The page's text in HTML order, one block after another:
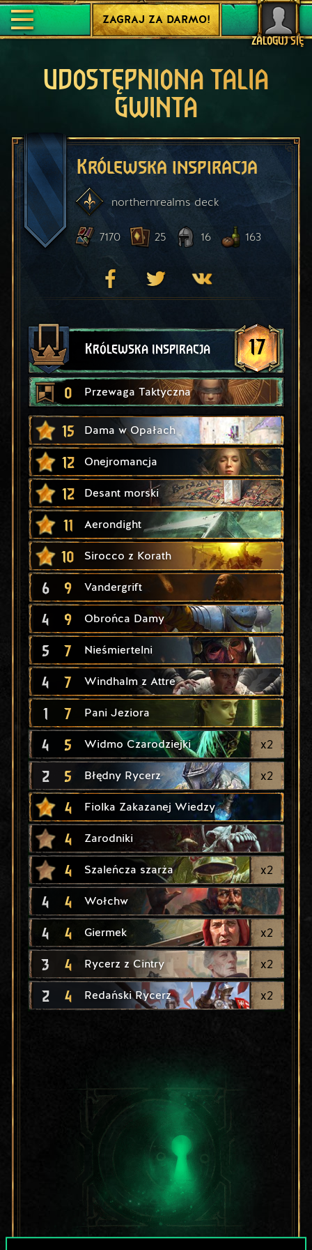
ZALOGUJ SIĘ
ZAGRAJ ZA DARMO!
UDOSTĘPNIONA TALIA
GWINTA
Królewska inspiracja
northernrealmsdeck
7170 25 16 163
Królewska inspiracja 17
0 Przewaga Taktyczna
15 Dama w Opałach
12 Onejromancja
12 Desant morski
11 Aerondight
10 Sirocco z Korath
6 9 Vandergrift
4 9 Obrońca Damy
5 7 Nieśmiertelni
4 7 Windhalm z Attre
1 7 Pani Jeziora
4 5 Widmo Czarodziejki x2
2 5 Błędny Rycerz x2
4 Fiolka Zakazanej Wiedzy
4 Zarodniki
4 Szaleńcza szarża x2
4 4 Wołchw
4 4 Giermek x2
3 4 Rycerz z Cintry x2
2 4 Redański Rycerz x2